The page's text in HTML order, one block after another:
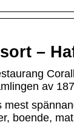
–
av
mest
boende,